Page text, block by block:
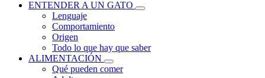
ENTENDER A UN GATO
Lenguaje
Comportamiento
Origen
Todo lo que hay que saber
ALIMENTACIÓN
Qué pueden comer